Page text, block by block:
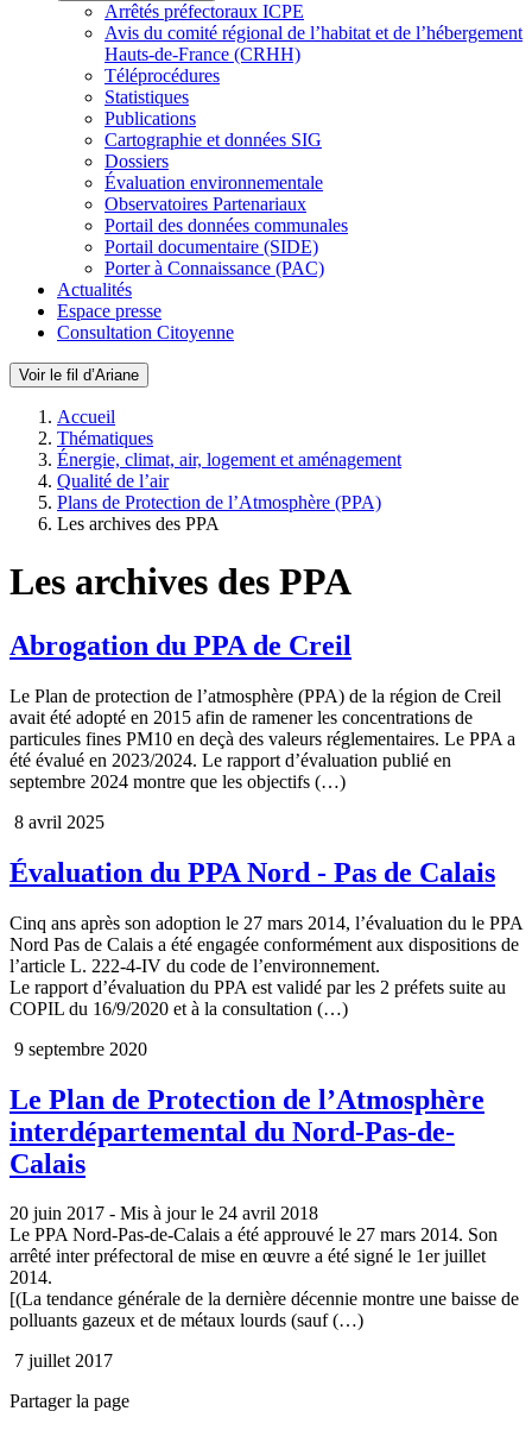
Arrêtés préfectoraux ICPE
Avis du comité régional de l’habitat et de l’hébergement
Hauts-de-France (CRHH)
Téléprocédures
Statistiques
Publications
Cartographie et données SIG
Dossiers
Évaluation environnementale
Observatoires Partenariaux
Portail des données communales
Portail documentaire (SIDE)
Porter à Connaissance (PAC)
Actualités
Espace presse
Consultation Citoyenne
Voir le fil d’Ariane
Accueil
Thématiques
Énergie, climat, air, logement et aménagement
Qualité de l’air
Plans de Protection de l’Atmosphère (PPA)
Les archives des PPA
Les archives des PPA
Abrogation du PPA de Creil
Le Plan de protection de l’atmosphère (PPA) de la région de Creil
avait été adopté en 2015 afin de ramener les concentrations de
particules fines PM10 en deçà des valeurs réglementaires. Le PPA a
été évalué en 2023/2024. Le rapport d’évaluation publié en
septembre 2024 montre que les objectifs (…)
8 avril 2025
Évaluation du PPA Nord - Pas de Calais
Cinq ans après son adoption le 27 mars 2014, l’évaluation du le PPA
Nord Pas de Calais a été engagée conformément aux dispositions de
l’article L. 222-4-IV du code de l’environnement.
Le rapport d’évaluation du PPA est validé par les 2 préfets suite au
COPIL du 16/9/2020 et à la consultation (…)
9 septembre 2020
Le Plan de Protection de l’Atmosphère
interdépartemental du Nord-Pas-de-
Calais
20 juin 2017 - Mis à jour le 24 avril 2018
Le PPA Nord-Pas-de-Calais a été approuvé le 27 mars 2014. Son
arrêté inter préfectoral de mise en œuvre a été signé le 1er juillet
2014.
[(La tendance générale de la dernière décennie montre une baisse de
polluants gazeux et de métaux lourds (sauf (…)
7 juillet 2017
Partager la page